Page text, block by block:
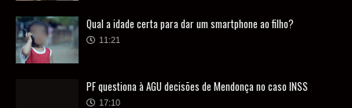
Qual a idade certa para dar um smartphone ao filho?
11:21
PF questiona à AGU decisões de Mendonça no caso INSS
17:10